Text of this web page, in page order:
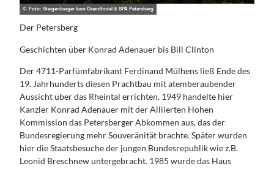
© Foto: Steigenberger Icon Grandhotel & SPA Petersberg
Der Petersberg
Geschichten über Konrad Adenauer bis Bill Clinton
Der 4711-Parfümfabrikant Ferdinand Mülhens ließ Ende des
19. Jahrhunderts diesen Prachtbau mit atemberaubender
Aussicht über das Rheintal errichten. 1949 handelte hier
Kanzler Konrad Adenauer mit der Alliierten Hohen
Kommission das Petersberger Abkommen aus, das der
Bundesregierung mehr Souveränität brachte. Später wurden
hier die Staatsbesuche der jungen Bundesrepublik wie z.B.
Leonid Breschnew untergebracht. 1985 wurde das Haus